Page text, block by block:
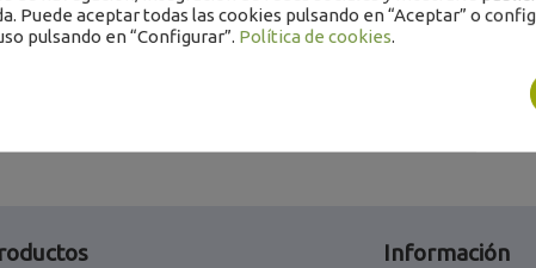
Información
Puede aceptar todas las cookies pulsando en “Aceptar” o
pulsando en “Configurar”. Política de cookies.